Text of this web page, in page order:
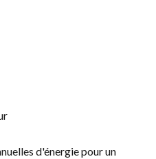
d'énergie pour un